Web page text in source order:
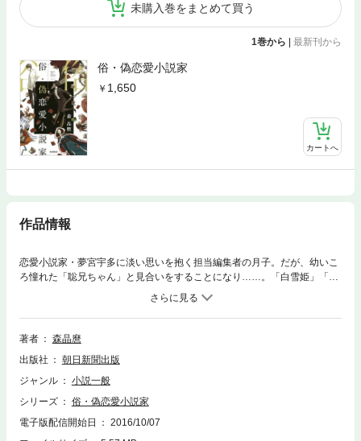
未購入巻をまとめて買う
1巻から | 最新刊から
俗・偽恋愛小説家
1,650
カートへ
作品情報
恋愛小説家・夢宮宇多に淡い思いを抱く担当編集者の月子。だが、幼いこ
ろ憧れた「聡兄ちゃん」と見合いをすることになり……。「白雪姫」「ラ
プンツェル」「かえるの王さま」「くるみ割り人形」とおとぎ話を題材
に、ビターな恋と謎を追う連作ミステリー第２弾。
著者
森晶麿
出版社
朝日新聞出版
ジャンル
小説一般
シリーズ
俗・偽恋愛小説家
電子版配信開始日
2016/10/07